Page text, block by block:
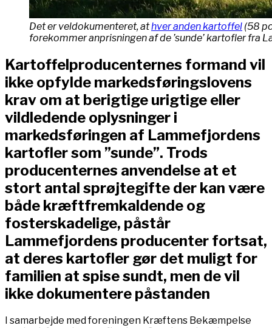
Det er veldokumenteret, athver anden kartoffel (58
forekommer anprisningen af de ’sunde’ kartofler fra
Kartoffelproducenternes formand vil
ikke opfylde markedsføringslovens
krav om at berigtige urigtige eller
vildledende oplysninger i
markedsføringen af Lammefjordens
kartofler som ”sunde”. Trods
producenternes anvendelse at et
stort antal sprøjtegifte der kan være
både kræftfremkaldende og
fosterskadelige, påstår
Lammefjordens producenter fortsat,
at deres kartofler gør det muligt for
familien at spise sundt, men de vil
ikke dokumentere påstanden
I samarbejde med foreningen Kræftens Bekæmpelse